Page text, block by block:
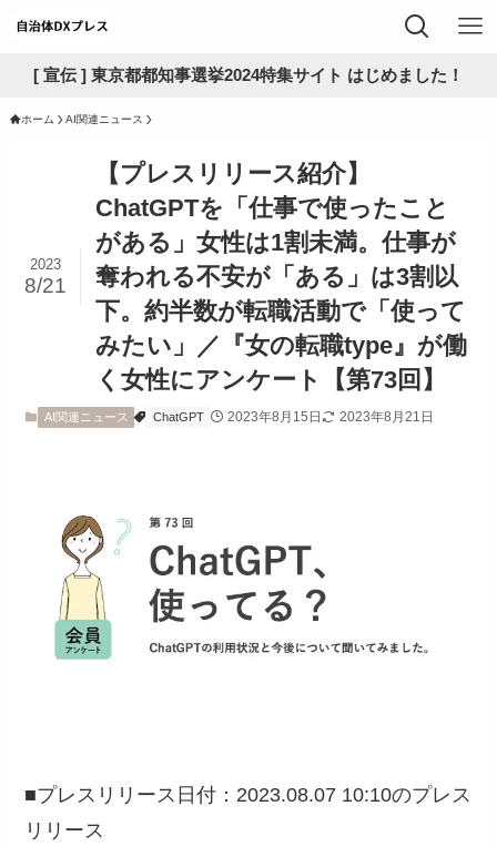
[ 宣伝 ] 東京都都知事選挙2024特集サイト はじめました！
ホーム AI関連ニュース
【プレスリリース紹介】
ChatGPTを「仕事で使ったこと
がある」女性は1割未満。仕事が
奪われる不安が「ある」は3割以
下。約半数が転職活動で「使って
みたい」／『女の転職type』が働
く女性にアンケート【第73回】
2023
8/21
AI関連ニュース ChatGPT 2023年8月15日 2023年8月21日
■プレスリリース日付：2023.08.07 10:10のプレス
リリース